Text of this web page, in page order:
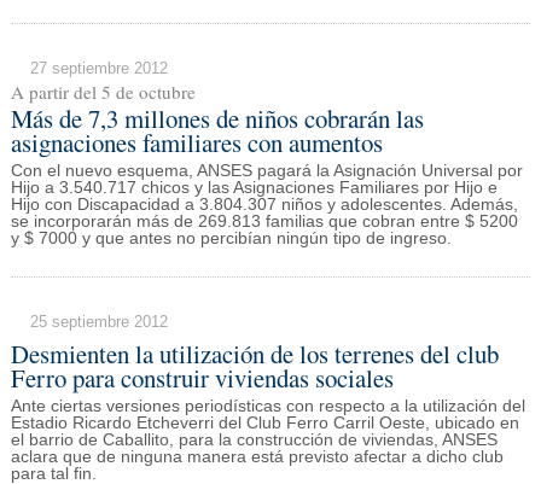
27 septiembre 2012
A partir del 5 de octubre
Más de 7,3 millones de niños cobrarán las
asignaciones familiares con aumentos
Con el nuevo esquema, ANSES pagará la Asignación Universal por
Hijo a 3.540.717 chicos y las Asignaciones Familiares por Hijo e
Hijo con Discapacidad a 3.804.307 niños y adolescentes. Además,
se incorporarán más de 269.813 familias que cobran entre $ 5200
y $ 7000 y que antes no percibían ningún tipo de ingreso.
25 septiembre 2012
Desmienten la utilización de los terrenes del club
Ferro para construir viviendas sociales
Ante ciertas versiones periodísticas con respecto a la utilización del
Estadio Ricardo Etcheverri del Club Ferro Carril Oeste, ubicado en
el barrio de Caballito, para la construcción de viviendas, ANSES
aclara que de ninguna manera está previsto afectar a dicho club
para tal fin.